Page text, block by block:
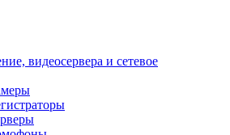
видеосервера и сетевое